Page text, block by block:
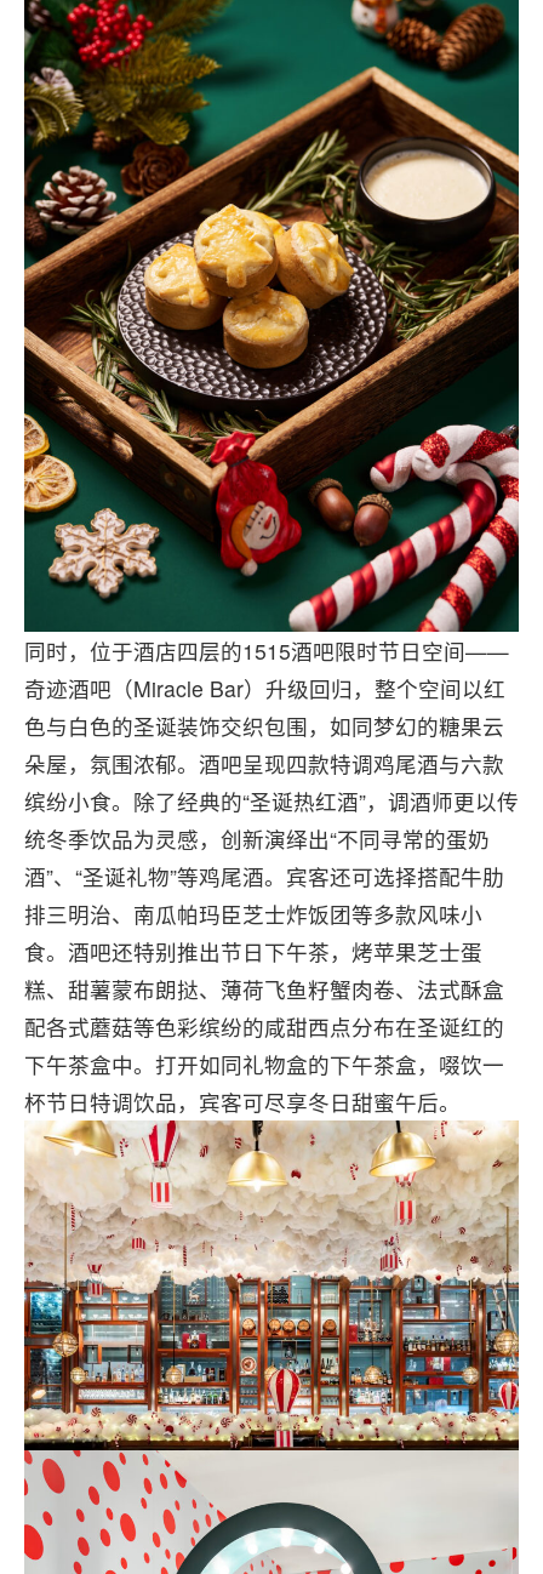
同时，位于酒店四层的1515酒吧限时节日空间——
奇迹酒吧（Miracle Bar）升级回归，整个空间以红
色与白色的圣诞装饰交织包围，如同梦幻的糖果云
朵屋，氛围浓郁。酒吧呈现四款特调鸡尾酒与六款
缤纷小食。除了经典的“圣诞热红酒”，调酒师更以传
统冬季饮品为灵感，创新演绎出“不同寻常的蛋奶
酒”、“圣诞礼物”等鸡尾酒。宾客还可选择搭配牛肋
排三明治、南瓜帕玛臣芝士炸饭团等多款风味小
食。酒吧还特别推出节日下午茶，烤苹果芝士蛋
糕、甜薯蒙布朗挞、薄荷飞鱼籽蟹肉卷、法式酥盒
配各式蘑菇等色彩缤纷的咸甜西点分布在圣诞红的
下午茶盒中。打开如同礼物盒的下午茶盒，啜饮一
杯节日特调饮品，宾客可尽享冬日甜蜜午后。